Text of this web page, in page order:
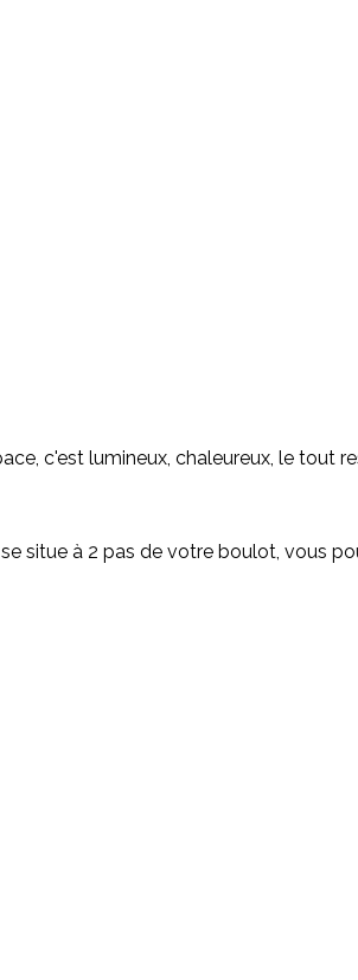
c'est lumineux, chaleureux, le tout
situe à 2 pas de votre boulot, vous